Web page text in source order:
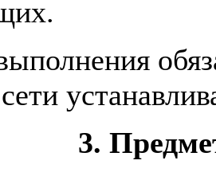
сети
3.